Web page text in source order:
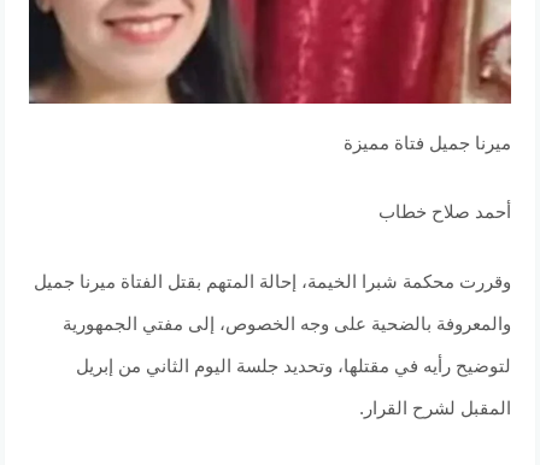
ميرنا جميل فتاة مميزة
أحمد صلاح خطاب
وقررت محكمة شبرا الخيمة، إحالة المتهم بقتل الفتاة ميرنا جميل
والمعروفة بالضحية على وجه الخصوص، إلى مفتي الجمهورية
لتوضيح رأيه في مقتلها، وتحديد جلسة اليوم الثاني من إبريل
المقبل لشرح القرار.